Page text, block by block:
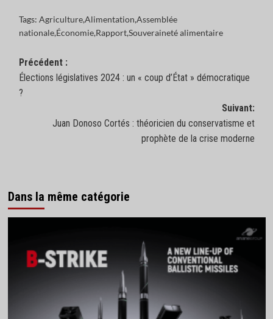
Tags: Agriculture,Alimentation,Assemblée
nationale,Économie,Rapport,Souveraineté alimentaire
Navigation
d’article
Précédent :
Élections législatives 2024 : un « coup d’État » démocratique
?
Suivant:
Juan Donoso Cortés : théoricien du conservatisme et
prophète de la crise moderne
Dans la même catégorie